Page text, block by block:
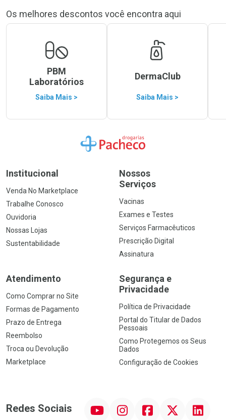
Os melhores descontos você encontra aqui
PBM
Laboratórios
Saiba Mais >
DermaClub
Saiba Mais >
Ir para a Home
Institucional
Venda No Marketplace
Trabalhe Conosco
Ouvidoria
Nossas Lojas
Sustentabilidade
Nossos
Serviços
Vacinas
Exames e Testes
Serviços Farmacêuticos
Prescrição Digital
Assinatura
Atendimento
Como Comprar no Site
Formas de Pagamento
Prazo de Entrega
Reembolso
Troca ou Devolução
Marketplace
Segurança e
Privacidade
Política de Privacidade
Portal do Titular de Dados
Pessoais
Como Protegemos os Seus
Dados
Configuração de Cookies
Redes Sociais InstagramFacebookTwitter Linkedin